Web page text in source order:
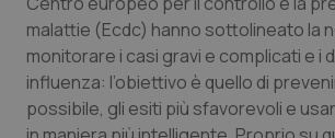
Calabria
Campania
Asma & BPCO
Car-T
malattie (Ecdc) hanno sottolineato la
monitorare i casi gravi e complicati e i
influenza: l’obiettivo è quello di
possibile, gli esiti più sfavorevoli e